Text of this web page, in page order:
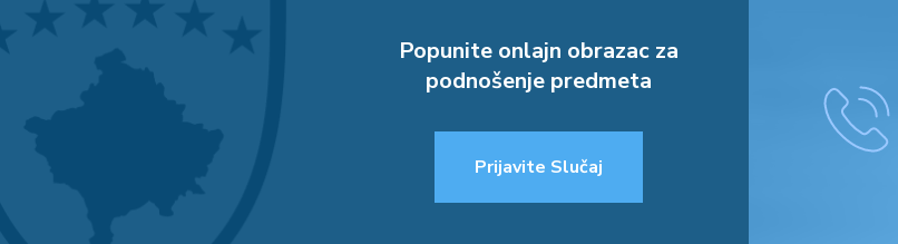
Popunite onlajn obrazac za
podnošenje predmeta
Prijavite Slučaj